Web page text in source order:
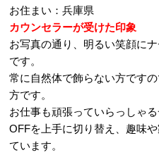
お住まい：兵庫県
カウンセラーが受けた印象
お写真の通り、明るい笑顔に
です。
常に自然体で飾らない方です
方です。
お仕事も頑張っていらっしゃ
OFFを上手に切り替え、趣味
ています。